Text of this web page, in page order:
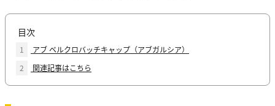
目次
1
アブ ベルクロバッチキャップ（アブガルシア）
2
関連記事はこちら